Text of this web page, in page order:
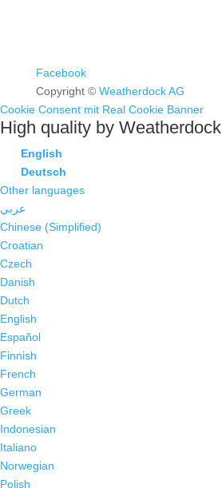
Facebook
Copyright © Weatherdock AG
Cookie Consent mit Real Cookie Banner
High quality by Weatherdock
English
Deutsch
Other languages
عربي
Chinese (Simplified)
Croatian
Czech
Danish
Dutch
English
Español
Finnish
French
German
Greek
Indonesian
Italiano
Norwegian
Polish